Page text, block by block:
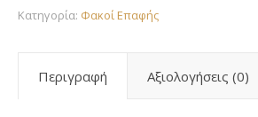
Κατηγορία: Φακοί Επαφής
Περιγραφή Αξιολογήσεις (0)